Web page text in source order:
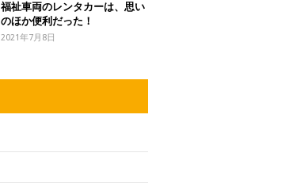
福祉車両のレンタカーは、思い
のほか便利だった！
2021年7月8日